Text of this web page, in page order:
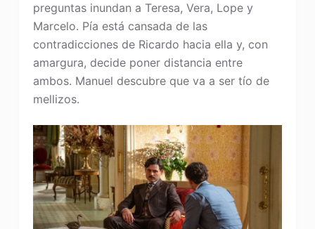
preguntas inundan a Teresa, Vera, Lope y
Marcelo. Pía está cansada de las
contradicciones de Ricardo hacia ella y, con
amargura, decide poner distancia entre
ambos. Manuel descubre que va a ser tío de
mellizos.